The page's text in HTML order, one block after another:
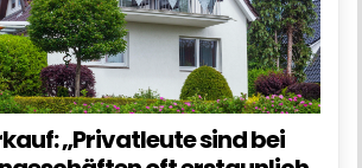
„Privatleute sind bei